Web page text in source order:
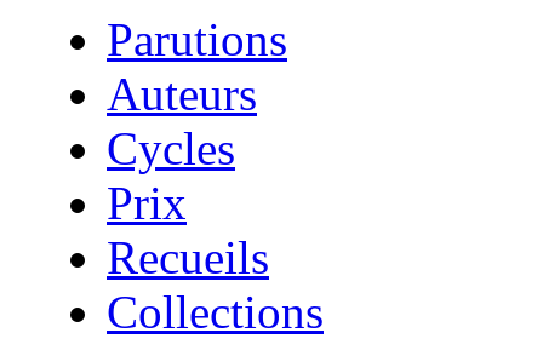
Parutions
Auteurs
Cycles
Prix
Recueils
Collections